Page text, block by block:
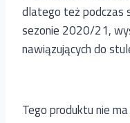
dlatego też podczas
sezonie 2020/21,
nawiązujących do
Tego produktu nie